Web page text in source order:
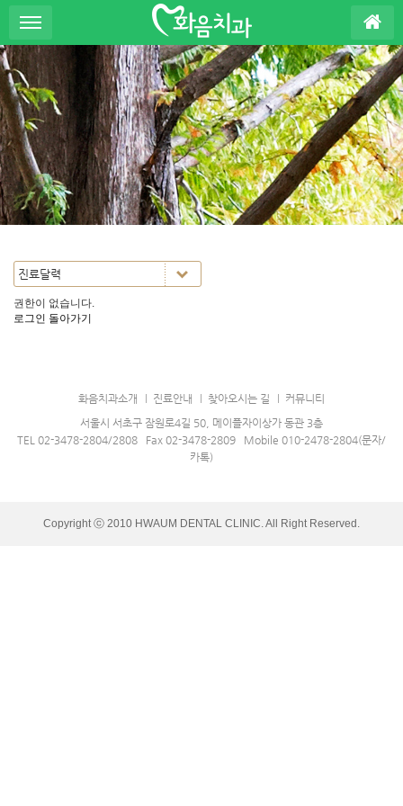
S
u
b
P
o
m
o
t
i
권한이 없습니다.
로그인 돌아가기
화음치과소개 진료안내 찾아오시는 길
커뮤니티
서울시 서초구 잠원로4길 50, 메이플자이상가 동관 3층
TEL 02-3478-2804/2808 Fax 02-3478-2809 Mobile 010-2478-2804(문자/
카톡)
Copyright ⓒ 2010 HWAUM DENTAL CLINIC. All Right Reserved.